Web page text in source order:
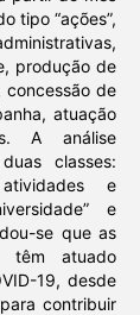
tipo “ações”,
produção de
concessão de
atuação
A análise
classes:
e
e
se que as
têm atuado
19, desde
contribuir